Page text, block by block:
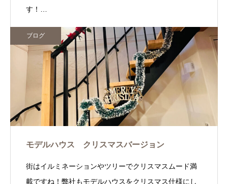
す！…
ブログ
モデルハウス クリスマスバージョン
街はイルミネーションやツリーでクリスマスムード満
載ですね！弊社もモデルハウスをクリスマス仕様にし